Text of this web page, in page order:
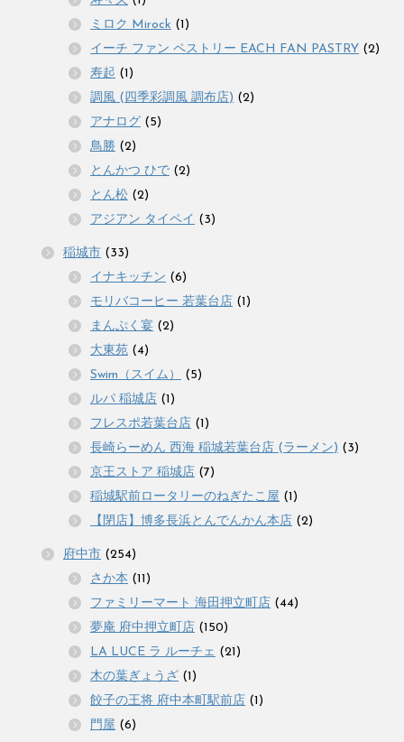
ミロク Mirock (1)
イーチ ファン ペストリー EACH FAN PASTRY (2)
寿起 (1)
調風 (四季彩調風 調布店) (2)
アナログ (5)
鳥勝 (2)
とんかつ ひで (2)
とん松 (2)
アジアン タイペイ (3)
稲城市 (33)
イナキッチン (6)
モリバコーヒー 若葉台店 (1)
まんぷく宴 (2)
大東苑 (4)
Swim（スイム）
(5)
ルパ 稲城店 (1)
フレスポ若葉台店 (1)
長崎らーめん 西海 稲城若葉台店 (ラーメン) (3)
京王ストア 稲城店 (7)
稲城駅前ロータリーのねぎたこ屋 (1)
【閉店】博多長浜とんでんかん本店 (2)
府中市 (254)
さか本 (11)
ファミリーマート 海田押立町店 (44)
夢庵 府中押立町店 (150)
LA LUCE ラ ルーチェ (21)
木の葉ぎょうざ (1)
餃子の王将 府中本町駅前店 (1)
門屋 (6)